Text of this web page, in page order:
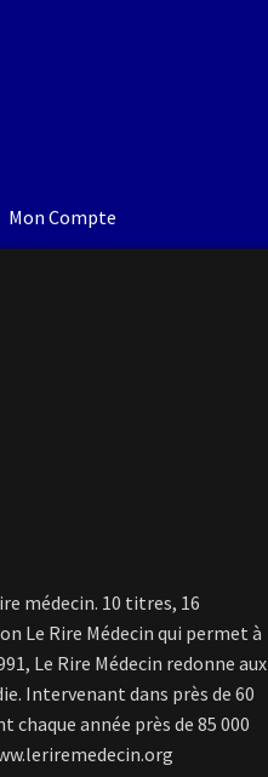
Mon Compte
médecin. 10 titres, 16
Le Rire Médecin qui permet à
Le Rire Médecin redonne aux
Intervenant dans près de 60
année près de 85 000